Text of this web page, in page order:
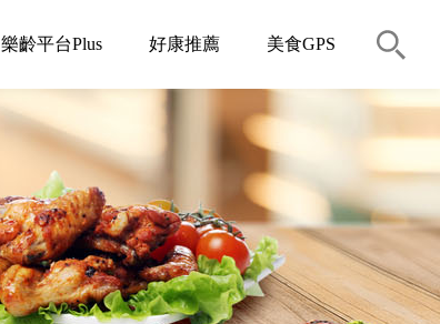
樂齡平台Plus 好康推薦 美食GPS